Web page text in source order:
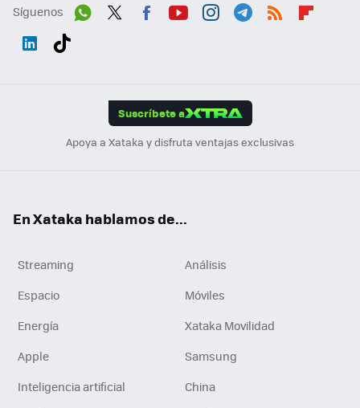
Síguenos
Suscríbete a
Apoya a Xataka y disfruta ventajas exclusivas
En Xataka hablamos de...
Streaming
Análisis
Espacio
Móviles
Energía
Xataka Movilidad
Apple
Samsung
Inteligencia artificial
China